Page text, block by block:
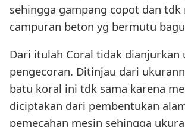
sehingga gampang copot dan tdk
campuran beton yg bermutu
Dari itulah Coral tidak dianjurkan
pengecoran. Ditinjau dari
batu koral ini tdk sama karena
diciptakan dari pembentukan
pemecahan mesin sehingga